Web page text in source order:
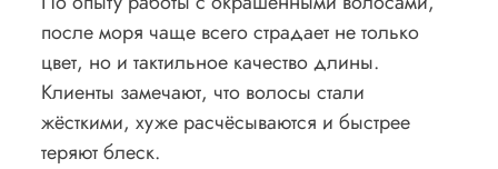
после моря чаще всего страдает не только
цвет, но и тактильное качество длины.
Клиенты замечают, что волосы стали
жёсткими, хуже расчёсываются и быстрее
теряют блеск.